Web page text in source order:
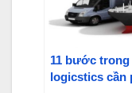
11 bước
logicstics cần